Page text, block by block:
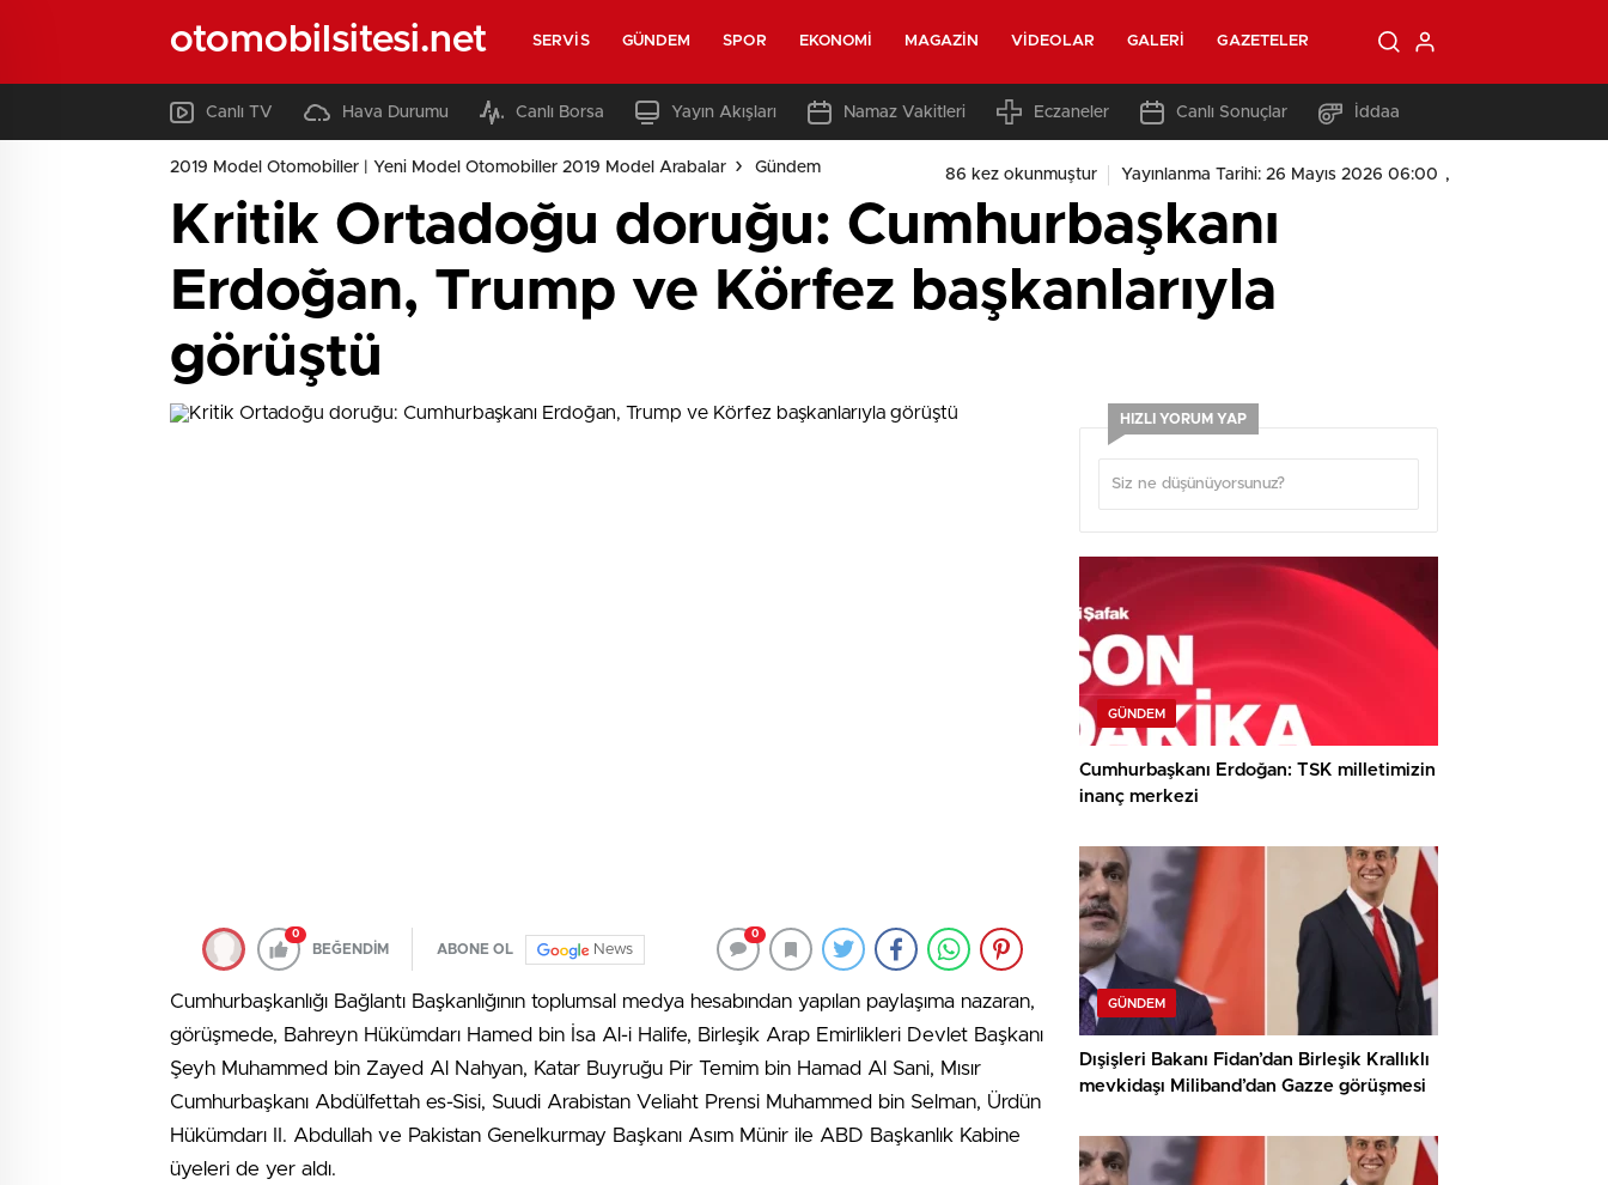
otomobilsitesi.net SERVIS GÜNDEM SPOR EKONOMI MAGAZIN VIDEOLAR GALERI GAZETELER
Canlı TV Hava Durumu Canlı Borsa Yayın Akışları Namaz Vakitleri Eczaneler Canlı Sonuçlar İddaa
,
2019 Model Otomobiller | Yeni Model Otomobiller 2019 Model Arabalar Gündem 86 kez okunmuştur Yayınlanma Tarihi: 26 Mayıs 2026 06:00
Kritik Ortadoğu doruğu: Cumhurbaşkanı
Erdoğan, Trump ve Körfez başkanlarıyla
görüştü
0
BEĞENDİM ABONE OL News
0
Cumhurbaşkanlığı Bağlantı Başkanlığının toplumsal medya hesabından yapılan paylaşıma nazaran,
görüşmede, Bahreyn Hükümdarı Hamed bin İsa Al-i Halife, Birleşik Arap Emirlikleri Devlet Başkanı
Şeyh Muhammed bin Zayed Al Nahyan, Katar Buyruğu Pir Temim bin Hamad Al Sani, Mısır
Cumhurbaşkanı Abdülfettah es-Sisi, Suudi Arabistan Veliaht Prensi Muhammed bin Selman, Ürdün
Hükümdarı II. Abdullah ve Pakistan Genelkurmay Başkanı Asım Münir ile ABD Başkanlık Kabine
üyeleri de yer aldı.
HIZLI YORUM YAP
GÜNDEM
Cumhurbaşkanı Erdoğan: TSK milletimizin
inanç merkezi
GÜNDEM
Dışişleri Bakanı Fidan’dan Birleşik Krallıklı
mevkidaşı Miliband’dan Gazze görüşmesi